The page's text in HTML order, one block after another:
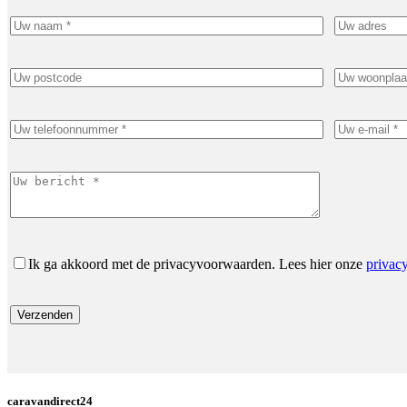
Ik ga akkoord met de privacyvoorwaarden. Lees hier onze
caravandirect24